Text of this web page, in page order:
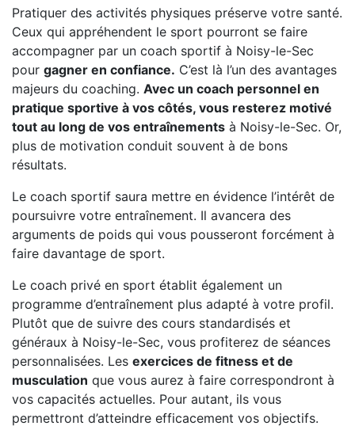
Pratiquer des activités physiques préserve votre santé.
Ceux qui appréhendent le sport pourront se faire
accompagner par un coach sportif à Noisy-le-Sec
pour gagner en confiance. C’est là l’un des avantages
majeurs du coaching. Avec un coach personnel en
pratique sportive à vos côtés, vous resterez motivé
tout au long de vos entraînements à Noisy-le-Sec. Or,
plus de motivation conduit souvent à de bons
résultats.
Le coach sportif saura mettre en évidence l’intérêt de
poursuivre votre entraînement. Il avancera des
arguments de poids qui vous pousseront forcément à
faire davantage de sport.
Le coach privé en sport établit également un
programme d’entraînement plus adapté à votre profil.
Plutôt que de suivre des cours standardisés et
généraux à Noisy-le-Sec, vous profiterez de séances
personnalisées. Les exercices de fitness et de
musculation que vous aurez à faire correspondront à
vos capacités actuelles. Pour autant, ils vous
permettront d’atteindre efficacement vos objectifs.